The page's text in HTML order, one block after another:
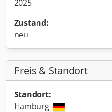
2025
Zustand:
neu
Preis & Standort
Standort:
Hamburg